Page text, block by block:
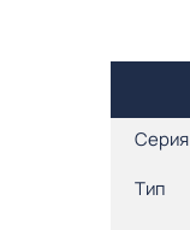
Серия
Тип